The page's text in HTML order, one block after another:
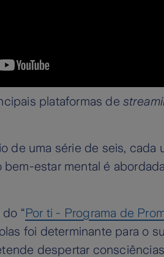
plataformas de
de uma série de seis, cada
estar mental é
“Por ti - Programa de
foi determinante para o
despertar